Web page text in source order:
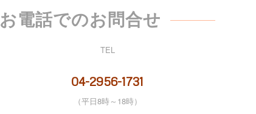
お電話でのお問合せ
TEL
04-2956-1731
（平日8時～18時）